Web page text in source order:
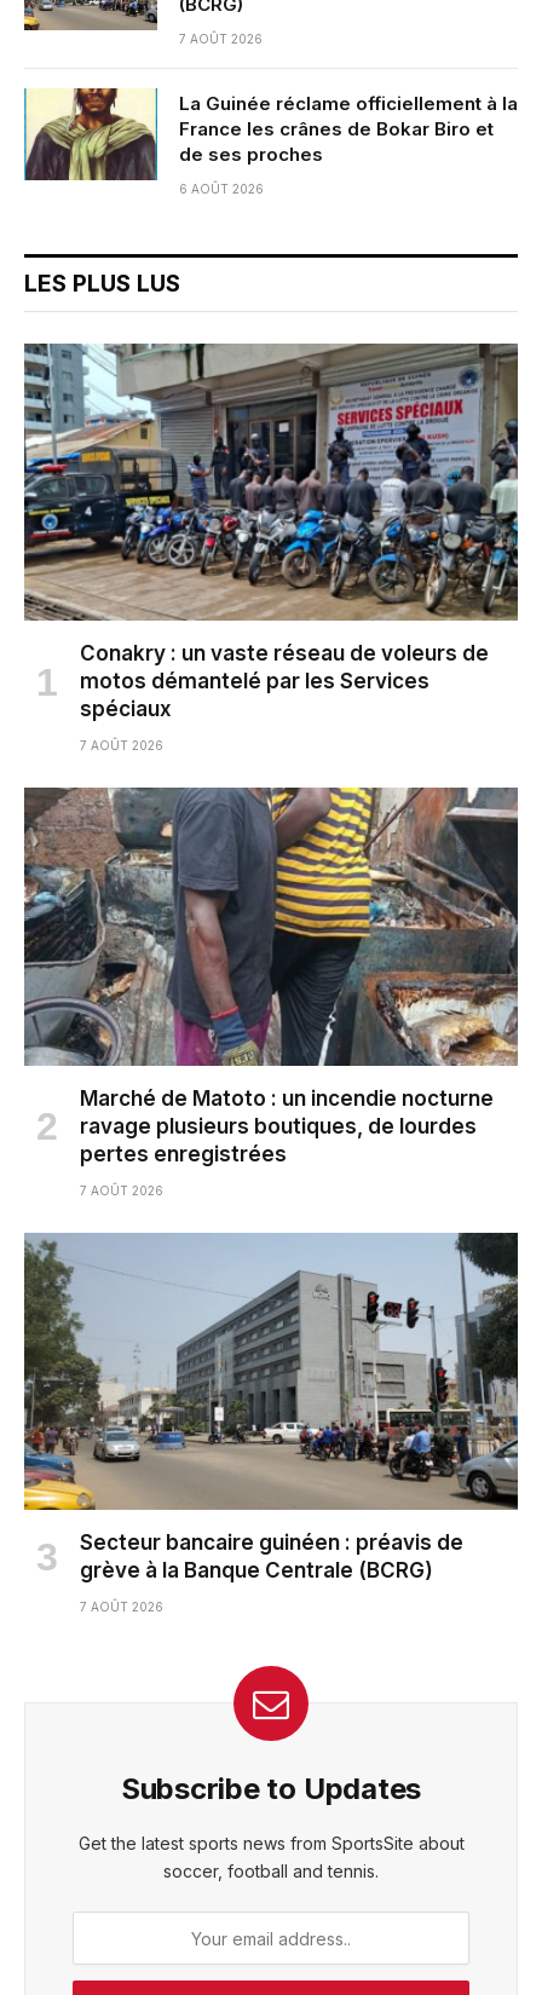
7 AOÛT 2026
La Guinée réclame officiellement à la
France les crânes de Bokar Biro et
de ses proches
6 AOÛT 2026
LES PLUS LUS
Conakry : un vaste réseau de voleurs de
motos démantelé par les Services
spéciaux
7 AOÛT 2026
Marché de Matoto : un incendie nocturne
ravage plusieurs boutiques, de lourdes
pertes enregistrées
7 AOÛT 2026
Secteur bancaire guinéen : préavis de
grève à la Banque Centrale (BCRG)
7 AOÛT 2026
Subscribe to Updates
Get the latest sports news from SportsSite about
soccer, football and tennis.